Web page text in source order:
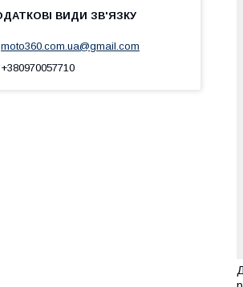
moto360.com.ua@gmail.com
+380970057710